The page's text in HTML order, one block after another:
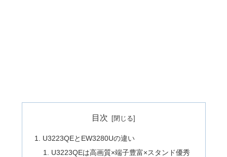
目次
U3223QEとEW3280Uの違い
U3223QEは高画質×端子豊富×スタンド優秀